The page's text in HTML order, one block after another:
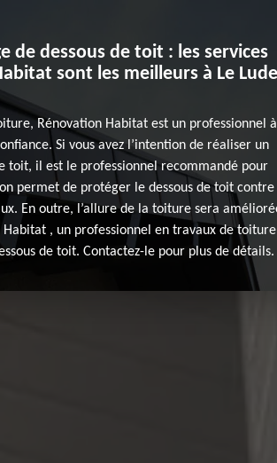
de dessous de toit : les services
sont les meilleurs à Le
Rénovation Habitat est un professionnel à
Si vous avez l’intention de réaliser un
toit, il est le professionnel recommandé pour
permet de protéger le dessous de toit contre
En outre, l’allure de la toiture sera
Habitat , un professionnel en travaux de toiture
de toit. Contactez-le pour plus de détails.